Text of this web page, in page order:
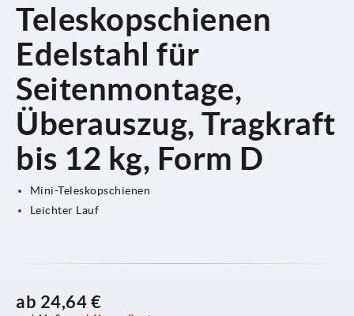
Teleskopschienen
Edelstahl für
Seitenmontage,
Überauszug, Tragkraft
bis 12 kg, Form D
Mini-Teleskopschienen
Leichter Lauf
ab 24,64 €